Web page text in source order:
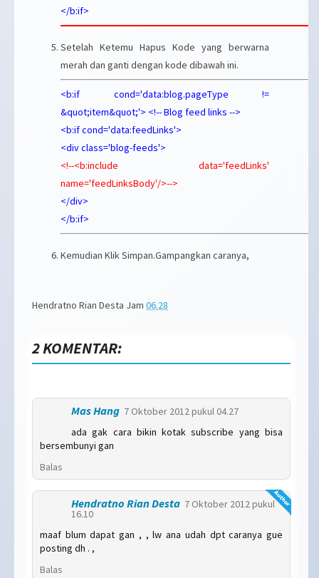
</b:if>
Setelah Ketemu Hapus Kode yang berwarna
merah dan ganti dengan kode dibawah ini.
<b:if cond='data:blog.pageType !=
&quot;item&quot;'> <!-- Blog feed links -->
<b:if cond='data:feedLinks'>
<div class='blog-feeds'>
<!--<b:include data='feedLinks'
name='feedLinksBody'/>-->
</div>
</b:if>
Kemudian Klik Simpan.Gampangkan caranya,
Hendratno Rian Desta Jam 06.28
2 KOMENTAR:
Mas Hang 7 Oktober 2012 pukul 04.27
ada gak cara bikin kotak subscribe yang bisa
bersembunyi gan
Balas
Hendratno Rian Desta 7 Oktober 2012 pukul
16.10
maaf blum dapat gan , , lw ana udah dpt caranya gue
posting dh . ,
Balas